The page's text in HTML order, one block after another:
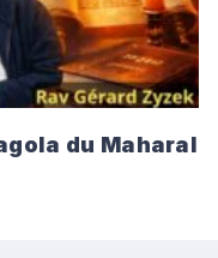
du Maharal